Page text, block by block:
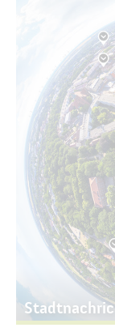
Veranstaltungen
#BERNAUER
Amtsblatt
Haushalt
Öffentliche
Bürgerservice